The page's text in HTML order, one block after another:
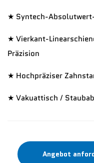
★ Syntech-
★ Vierkant-
Präzision
★ Hochpräziser
★ Vakuattisch /
Angebot